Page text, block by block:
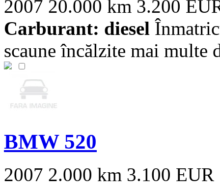
2007 20.000 km 3.200
Carburant: diesel
scaune încălzite mai multe
BMW 520
2007 2.000 km 3.100 EUR